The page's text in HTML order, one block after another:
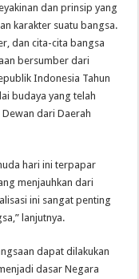
dan prinsip yang
karakter suatu bangsa.
dan cita-cita bangsa
bersumber dari
Indonesia Tahun
budaya yang telah
dari Daerah
hari ini terpapar
menjauhkan dari
ini sangat penting
lanjutnya.
dapat dilakukan
dasar Negara